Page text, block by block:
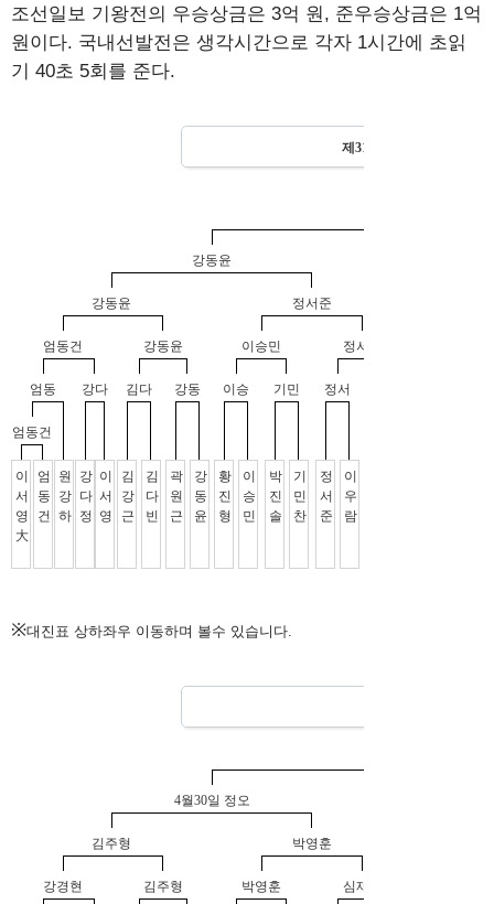
조선일보 기왕전의 우승상금은 3억 원, 준우승상금은 1억
원이다. 국내선발전은 생각시간으로 각자 1시간에 초읽
기 40초 5회를 준다.
※대진표 상하좌우 이동하며 볼수 있습니다.